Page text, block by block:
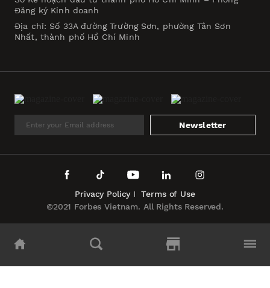
Đăng ký Kinh doanh
Địa chỉ: Số 33A đường Trường Sơn, phường Tân Sơn
Nhất, thành phố Hồ Chí Minh
Newsletter
©2021 Forbes Vietnam. All Rights Reserved.
Privacy Policy Terms of Use